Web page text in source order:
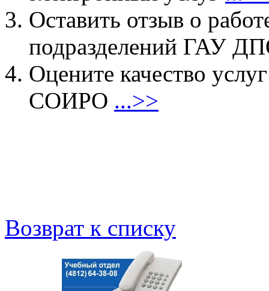
Оставить отзыв о
подразделений ГАУ
Оцените качество
СОИРО ...>>
Возврат к списку